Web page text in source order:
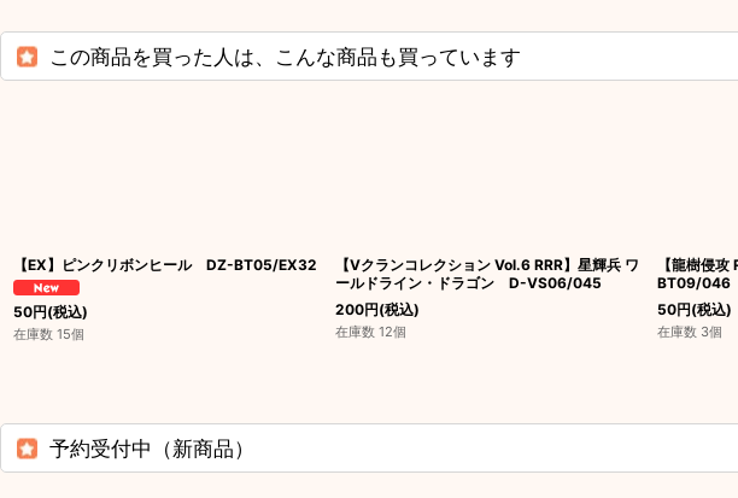
この商品を買った人は、こんな商品も買っています
【EX】ピンクリボンヒール DZ-BT05/EX32
50円(税込)
在庫数 15個
【Vクランコレクション Vol.6 RRR】星輝兵 ワ
ールドライン・ドラゴン D-VS06/045
200円(税込)
在庫数 12個
【龍樹侵
BT09/046
50円(税込)
在庫数 3個
予約受付中（新商品）